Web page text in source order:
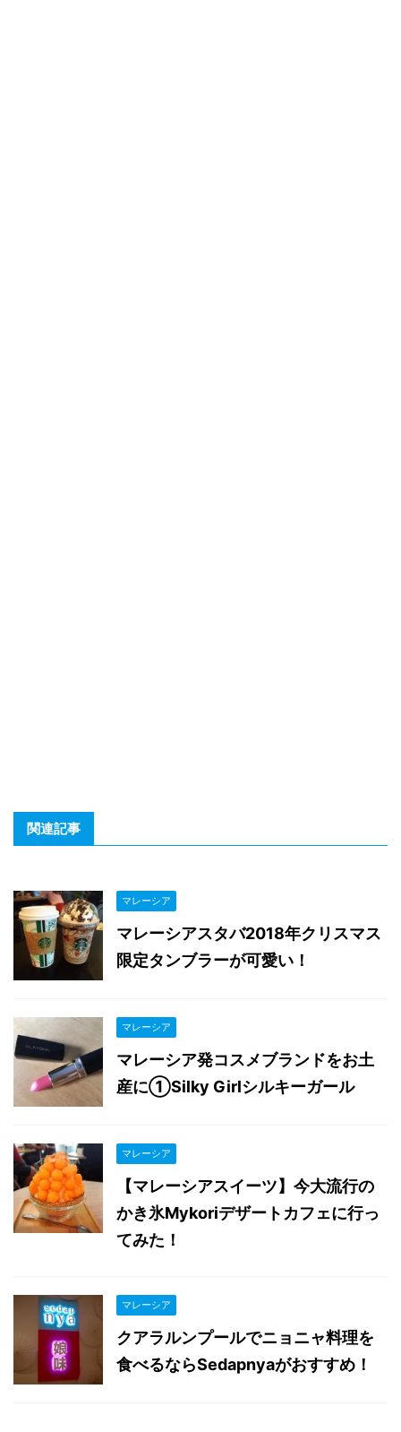
関連記事
マレーシア
マレーシアスタバ2018年クリスマス
限定タンブラーが可愛い！
マレーシア
マレーシア発コスメブランドをお土
産に①Silky Girlシルキーガール
マレーシア
【マレーシアスイーツ】今大流行の
かき氷Mykoriデザートカフェに行っ
てみた！
マレーシア
クアラルンプールでニョニャ料理を
食べるならSedapnyaがおすすめ！